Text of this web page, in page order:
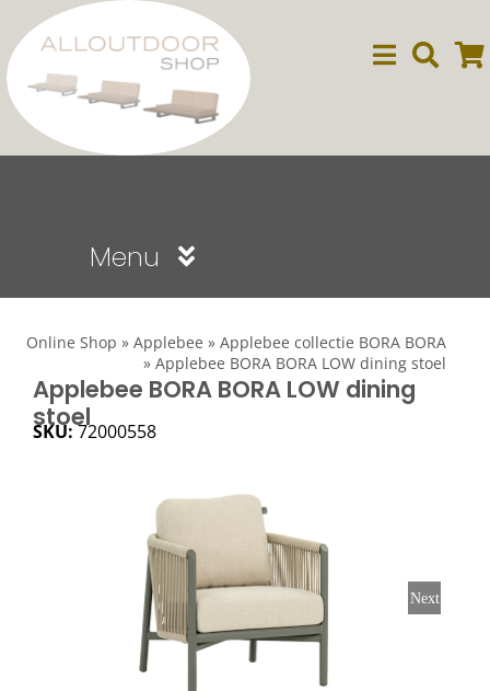
naar
inhoud
Menu
Dining
Online Shop » Applebee » Applebee collectie BORA BORA
» Applebee BORA BORA LOW dining stoel
Applebee BORA BORA LOW dining
stoel
SKU:72000558
Next